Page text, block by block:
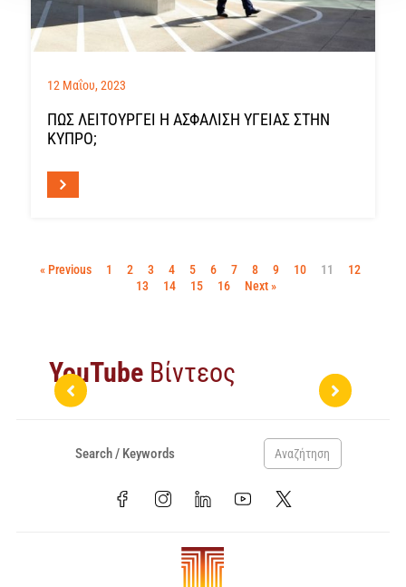
12 Μαΐου, 2023
ΠΏΣ ΛΕΙΤΟΥΡΓΕΊ Η ΑΣΦΆΛΙΣΗ ΥΓΕΊΑΣ ΣΤΗΝ
ΚΎΠΡΟ;
« Previous 1 2 3 4 5 6 7 8 9 10 11
12
13
14 15 16 Next »
YouTubeΒίντεος
Αναζήτηση